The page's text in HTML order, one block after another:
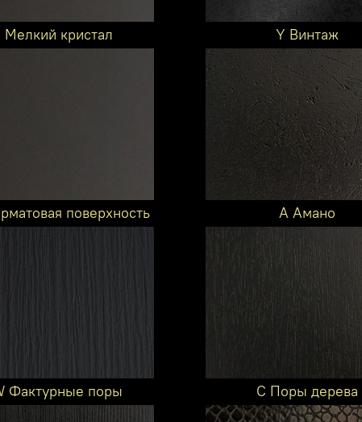
Мелкий кристал Y Винтаж
поверхность A Амано
Фактурные поры C Поры дерева